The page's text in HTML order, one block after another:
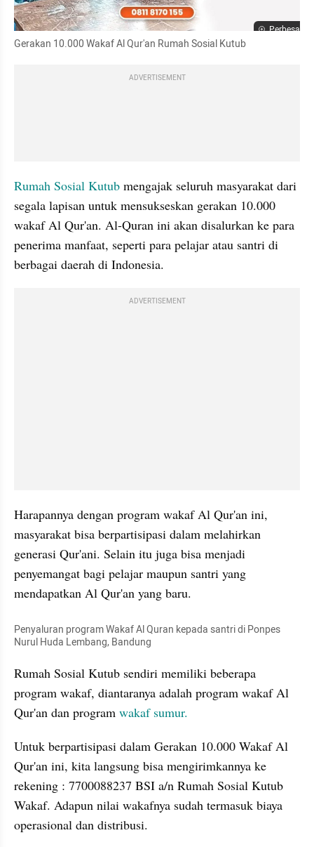
Perbesar
Gerakan 10.000 Wakaf Al Qur'an Rumah Sosial Kutub
ADVERTISEMENT
Rumah Sosial Kutub mengajak seluruh masyarakat dari
segala lapisan untuk mensukseskan gerakan 10.000
wakaf Al Qur'an. Al-Quran ini akan disalurkan ke para
penerima manfaat, seperti para pelajar atau santri di
berbagai daerah di Indonesia.
ADVERTISEMENT
Harapannya dengan program wakaf Al Qur'an ini,
masyarakat bisa berpartisipasi dalam melahirkan
generasi Qur'ani. Selain itu juga bisa menjadi
penyemangat bagi pelajar maupun santri yang
mendapatkan Al Qur'an yang baru.
Penyaluran program Wakaf Al Quran kepada santri di Ponpes
Nurul Huda Lembang, Bandung
Rumah Sosial Kutub sendiri memiliki beberapa
program wakaf, diantaranya adalah program wakaf Al
Qur'an dan program wakaf sumur.
Untuk berpartisipasi dalam Gerakan 10.000 Wakaf Al
Qur'an ini, kita langsung bisa mengirimkannya ke
rekening : 7700088237 BSI a/n Rumah Sosial Kutub
Wakaf. Adapun nilai wakafnya sudah termasuk biaya
operasional dan distribusi.